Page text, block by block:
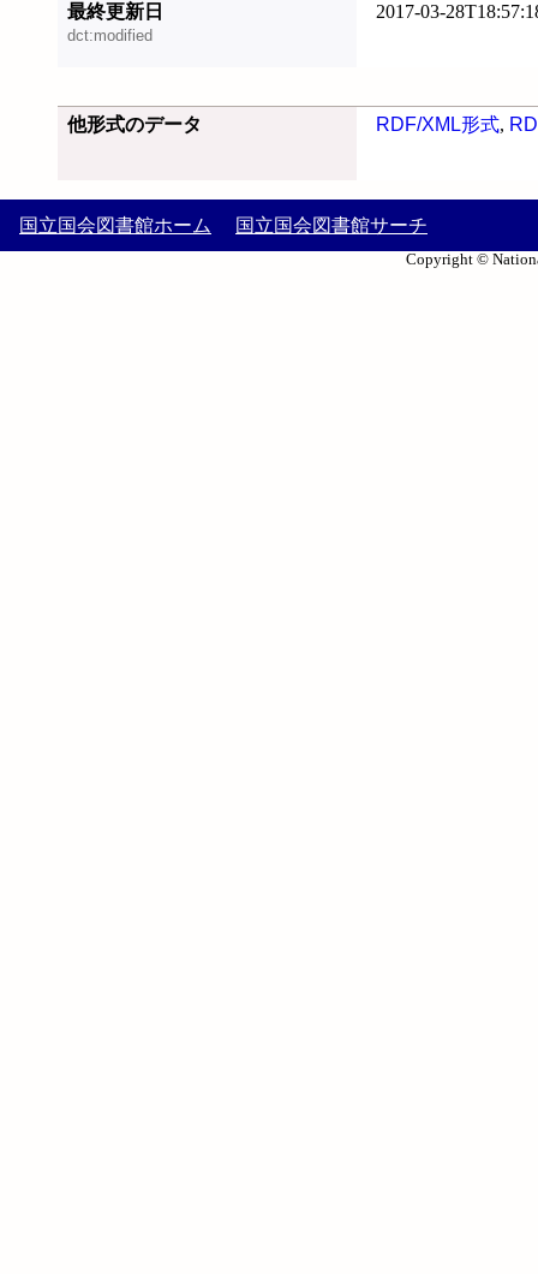
最終更新日
dct:modified
2017-03-
他形式のデータ RDF/XML形式,
国立国会図書館ホーム 国立国会図書館サーチ
Copyright ©